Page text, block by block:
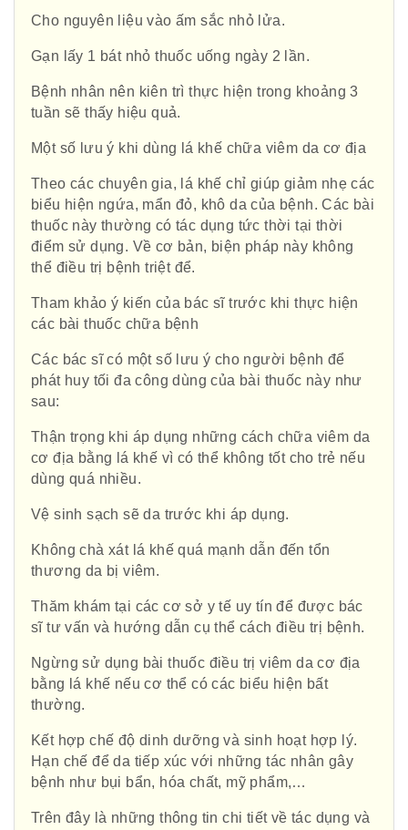
Cho nguyên liệu vào ấm sắc nhỏ lửa.
Gạn lấy 1 bát nhỏ thuốc uống ngày 2 lần.
Bệnh nhân nên kiên trì thực hiện trong khoảng 3
tuần sẽ thấy hiệu quả.
Một số lưu ý khi dùng lá khế chữa viêm da cơ địa
Theo các chuyên gia, lá khế chỉ giúp giảm nhẹ các
biểu hiện ngứa, mẩn đỏ, khô da của bệnh. Các bài
thuốc này thường có tác dụng tức thời tại thời
điểm sử dụng. Về cơ bản, biện pháp này không
thể điều trị bệnh triệt để.
Tham khảo ý kiến của bác sĩ trước khi thực hiện
các bài thuốc chữa bệnh
Các bác sĩ có một số lưu ý cho người bệnh để
phát huy tối đa công dùng của bài thuốc này như
sau:
Thận trọng khi áp dụng những cách chữa viêm da
cơ địa bằng lá khế vì có thể không tốt cho trẻ nếu
dùng quá nhiều.
Vệ sinh sạch sẽ da trước khi áp dụng.
Không chà xát lá khế quá mạnh dẫn đến tổn
thương da bị viêm.
Thăm khám tại các cơ sở y tế uy tín để được bác
sĩ tư vấn và hướng dẫn cụ thể cách điều trị bệnh.
Ngừng sử dụng bài thuốc điều trị viêm da cơ địa
bằng lá khế nếu cơ thể có các biểu hiện bất
thường.
Kết hợp chế độ dinh dưỡng và sinh hoạt hợp lý.
Hạn chế để da tiếp xúc với những tác nhân gây
bệnh như bụi bẩn, hóa chất, mỹ phẩm,…
Trên đây là những thông tin chi tiết về tác dụng và
Hội Đông Y TP. Hà Nội
Phái đoàn Liên minh Châu Âu tại
Việt Nam